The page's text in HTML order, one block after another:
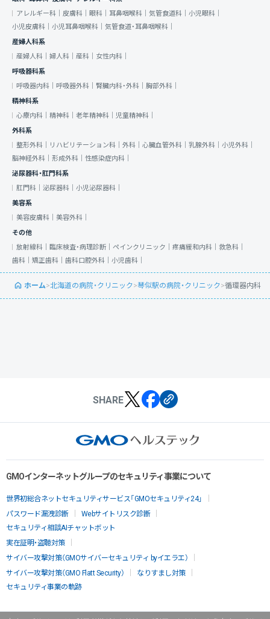
アレルギー科｜ 皮膚科｜ 眼科｜ 耳鼻咽喉科｜ 気管食道科｜ 小児眼科｜
小児皮膚科｜ 小児耳鼻咽喉科｜ 気管食道・耳鼻咽喉科｜
産婦人科系
産婦人科｜ 婦人科｜ 産科｜ 女性内科｜
呼吸器科系
呼吸器内科｜ 呼吸器外科｜ 腎臓内科・外科｜ 胸部外科｜
精神科系
心療内科｜ 精神科｜ 老年精神科｜ 児童精神科｜
外科系
整形外科｜
リハビリテーション科｜ 外科｜ 心臓血管外科｜ 乳腺外科｜ 小児外科｜
脳神経外科｜ 形成外科｜ 性感染症内科｜
泌尿器科・肛門科系
肛門科｜ 泌尿器科｜ 小児泌尿器科｜
美容系
美容皮膚科｜ 美容外科｜
その他
放射線科｜ 臨床検査・病理診断｜ ペインクリニック｜ 疼痛緩和内科｜ 救急科｜
歯科｜ 矯正歯科｜ 歯科口腔外科｜ 小児歯科｜
ホーム>北海道の病院・クリニック>琴似駅の病院・クリニック>循環器内科
SHARE
GMOインターネットグループのセキュリティ事業について
世界初総合ネットセキュリティサービス「GMOセキュリティ24」
パスワード漏洩診断
Webサイトリスク診断
セキュリティ相談AIチャットボット
実在証明・盗聴対策
サイバー攻撃対策（GMOサイバーセキュリティ byイエラエ）
サイバー攻撃対策（GMO Flatt Security）
なりすまし対策
セキュリティ事業の軌跡